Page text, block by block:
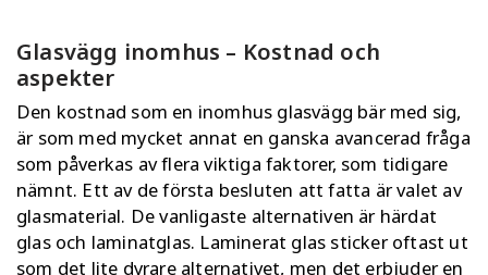
Glasvägg inomhus – Kostnad och
aspekter
Den kostnad som en inomhus glasvägg bär med sig,
är som med mycket annat en ganska avancerad fråga
som påverkas av flera viktiga faktorer, som tidigare
nämnt. Ett av de första besluten att fatta är valet av
glasmaterial. De vanligaste alternativen är härdat
glas och laminatglas. Laminerat glas sticker oftast ut
som det lite dyrare alternativet, men det erbjuder en